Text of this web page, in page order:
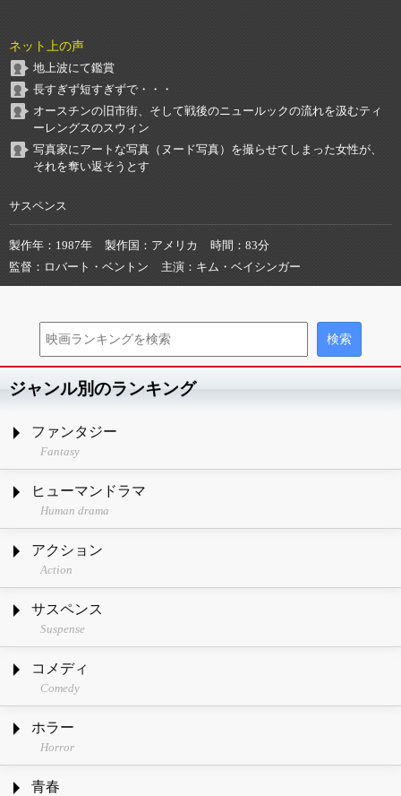
ネット上の声
地上波にて鑑賞
長すぎず短すぎずで・・・
オースチンの旧市街、そして戦後のニュールックの流れを汲むティ
ーレングスのスウィン
写真家にアートな写真（ヌード写真）を撮らせてしまった女性が、
それを奪い返そうとす
サスペンス
製作年 1987年 製作国 アメリカ 時間
83分
監督
ロバート・ベントン 主演 キム・ベイシンガー
ジャンル別のランキング
ファンタジー
Fantasy
ヒューマンドラマ
Human drama
アクション
Action
サスペンス
Suspense
コメディ
Comedy
ホラー
Horror
青春